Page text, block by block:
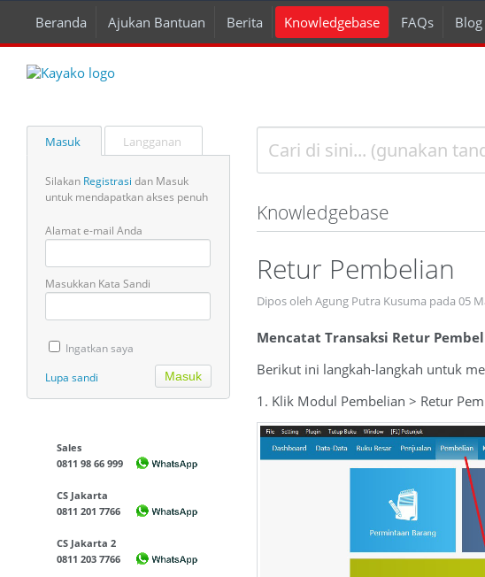
Beranda Ajukan Bantuan Berita Knowledgebase FAQs Blog
Masuk Langganan
Silakan Registrasi dan Masuk
untuk mendapatkan akses penuh
Alamat e-mail Anda
Masukkan Kata Sandi
Ingatkan saya
Lupa sandi
Sales
0811 98 66 999
CS Jakarta
0811 201 7766
CS Jakarta 2
0811 203 7766
Knowledgebase
Retur Pembelian
Dipos oleh Agung Putra Kusuma pada 05
Mencatat Transaksi Retur
Berikut ini langkah-langkah untuk
1. Klik Modul Pembelian > Retur